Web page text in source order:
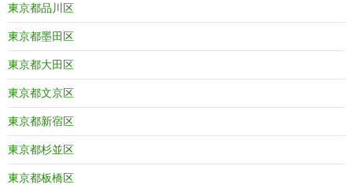
東京都品川区
東京都墨田区
東京都大田区
東京都文京区
東京都新宿区
東京都杉並区
東京都板橋区